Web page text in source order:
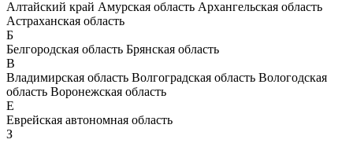
Алтайский край Амурская область Архангельская область
Астраханская область
Б
Белгородская область Брянская область
В
Владимирская область Волгоградская область Вологодская
область Воронежская область
Е
Еврейская автономная область
З